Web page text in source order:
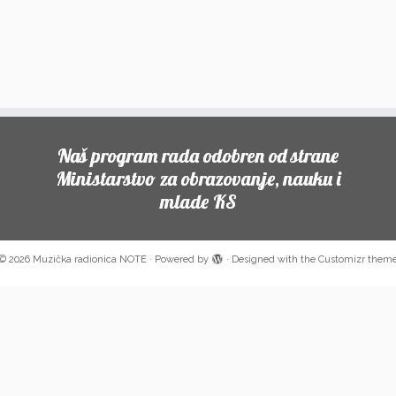
Naš program rada odobren od strane
Ministarstvo za obrazovanje, nauku i
mlade KS
2026 Muzička radionica NOTE · Powered by · Designed with the Customizr